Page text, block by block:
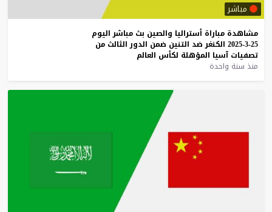
مباشر
مشاهدة مباراة أستراليا والصين بث مباشر اليوم
25-3-2025
الكنغر ضد التنين ضمن الدور الثالث من
تصفيات آسيا المؤهلة لكأس العالم
منذ سنة واحدة